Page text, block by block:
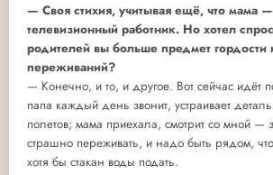
— Своя стихия, учитывая ещё, что мама
телевизионный работник. Но хотел
родителей вы больше предмет
переживаний?
— Конечно, и то, и другое. Вот сейчас идёт
папа каждый день звонит, устраивает
полетов; мама приехала, смотрит со мной —
страшно переживать, и надо быть рядом,
хотя бы стакан воды подать.